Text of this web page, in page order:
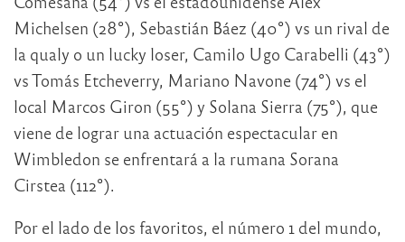
Michelsen (28°), Sebastián Báez (40°) vs un rival de
la qualy o un lucky loser, Camilo Ugo Carabelli (43°)
vs Tomás Etcheverry, Mariano Navone (74°) vs el
local Marcos Giron (55°) y Solana Sierra (75°), que
viene de lograr una actuación espectacular en
Wimbledon se enfrentará a la rumana Sorana
Cirstea (112°).
Por el lado de los favoritos, el número 1 del mundo,